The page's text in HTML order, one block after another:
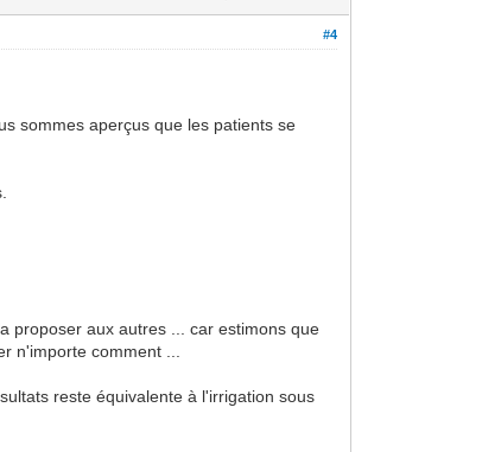
#4
sommes aperçus que les patients se
proposer aux autres ... car estimons que
n'importe comment ...
reste équivalente à l'irrigation sous